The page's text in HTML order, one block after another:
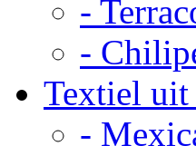
-
-
Textiel
-